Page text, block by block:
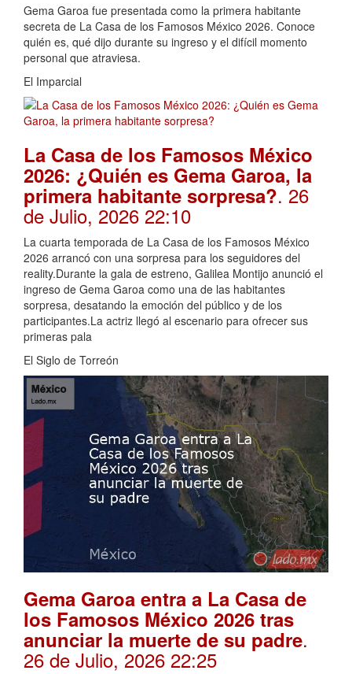
Gema Garoa fue presentada como la primera habitante
secreta de La Casa de los Famosos México 2026. Conoce
quién es, qué dijo durante su ingreso y el difícil momento
personal que atraviesa.
El Imparcial
La Casa de los Famosos México
2026: ¿Quién es Gema Garoa, la
primera habitante sorpresa?. 26
de Julio, 2026 22:10
La cuarta temporada de La Casa de los Famosos México
2026 arrancó con una sorpresa para los seguidores del
reality.Durante la gala de estreno, Galilea Montijo anunció el
ingreso de Gema Garoa como una de las habitantes
sorpresa, desatando la emoción del público y de los
participantes.La actriz llegó al escenario para ofrecer sus
primeras pala
El Siglo de Torreón
Gema Garoa entra a La Casa de
los Famosos México 2026 tras
anunciar la muerte de su padre.
26 de Julio, 2026 22:25